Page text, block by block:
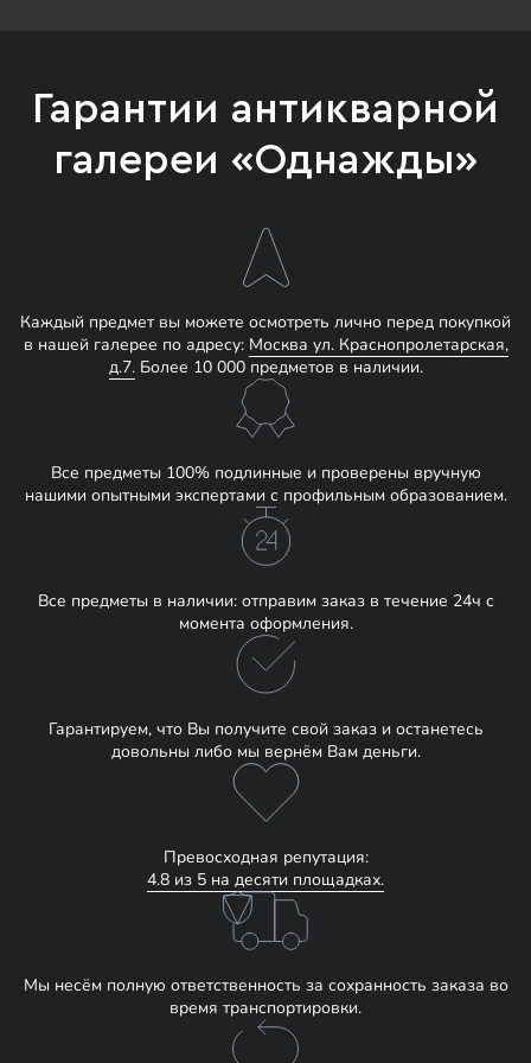
Гарантии антикварной
галереи «Однажды»
Каждый предмет вы можете осмотреть лично перед покупкой
в нашей галерее по адресу: Москва ул. Краснопролетарская,
д.7.Более 10 000 предметов в наличии.
Все предметы 100% подлинные и проверены вручную
нашими опытными экспертами с профильным образованием.
Все предметы в наличии: отправим заказ в течение 24ч с
момента оформления.
Гарантируем, что Вы получите свой заказ и останетесь
довольны либо мы вернём Вам деньги.
Превосходная репутация:
4.8 из 5 на десяти площадках.
Мы несём полную ответственность за сохранность заказа во
время транспортировки.